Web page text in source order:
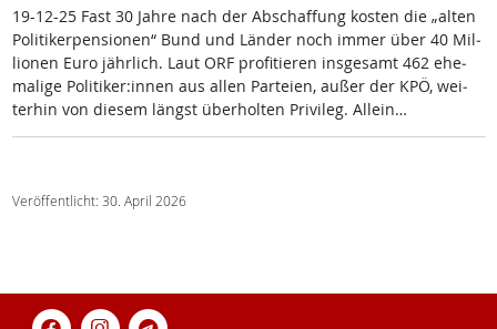
19-12-25 Fast 30 Jah­re nach der Ab­schaf­fung kos­ten die „al­ten
Po­li­ti­ker­pen­sio­nen“ Bund und Län­der noch im­mer über 40 Mil­
lio­nen Eu­ro jähr­lich. Laut ORF pro­fi­tie­ren ins­ge­s­amt 462 ehe­
ma­li­ge Po­li­ti­ker:in­nen aus al­len Par­tei­en, au­ßer der KPÖ, wei­
ter­hin von die­sem längst über­hol­ten Pri­vi­leg. Al­lein…
Veröffentlicht: 30. April 2026